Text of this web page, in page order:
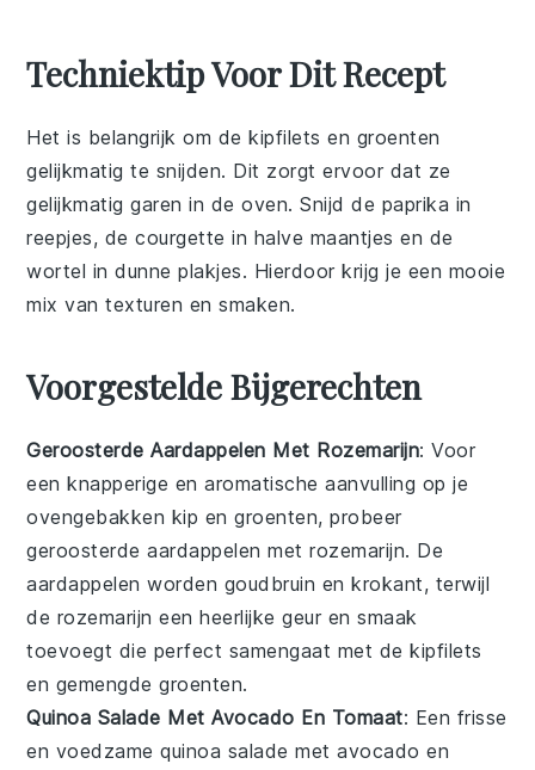
Techniektip Voor Dit Recept
Het is belangrijk om dekipfilets en groenten
gelijkmatig te snijden. Dit zorgt ervoor dat ze
gelijkmatig garen in de oven. Snijd de paprika in
reepjes, decourgette in halve maantjes en de
wortel in dunne plakjes. Hierdoor krijg je een mooie
mix van texturen en smaken.
Voorgestelde Bijgerechten
Geroosterde Aardappelen Met Rozemarijn: Voor
een knapperige en aromatische aanvulling op je
ovengebakken kip en groenten, probeer
geroosterde aardappelen met rozemarijn. De
aardappelen worden goudbruin en krokant, terwijl
de rozemarijn een heerlijke geur en smaak
toevoegt die perfect samengaat met dekipfilets
en gemengde groenten.
Quinoa Salade Met Avocado En Tomaat: Een frisse
en voedzamequinoa salade met avocado en